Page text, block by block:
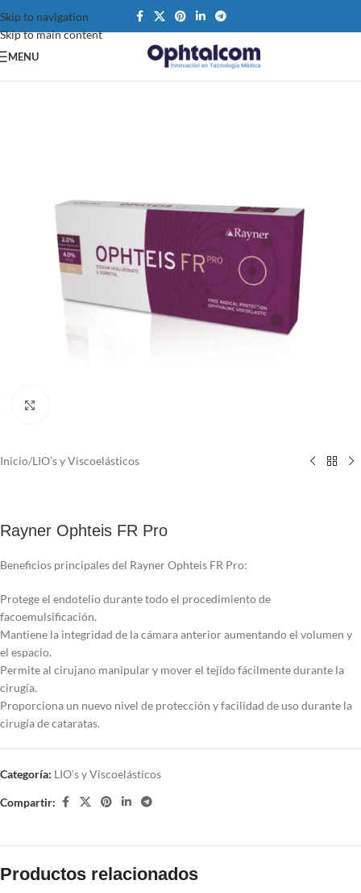
Skip to navigation
Skip to main content
MENU
Inicio/LIO’s y Viscoelásticos
Rayner Ophteis FR Pro
Beneficios principales del Rayner Ophteis FR Pro:
Protege el endotelio durante todo el procedimiento de
facoemulsificación.
Mantiene la integridad de la cámara anterior aumentando el volumen y
el espacio.
Permite al cirujano manipular y mover el tejido fácilmente durante la
cirugía.
Proporciona un nuevo nivel de protección y facilidad de uso durante la
cirugía de cataratas.
Categoría: LIO’s y Viscoelásticos
Compartir:
Productos relacionados